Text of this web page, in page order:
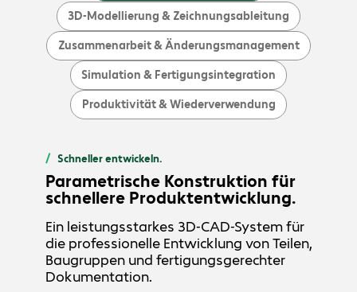
3D-Modellierung & Zeichnungsableitung
Zusammenarbeit & Änderungsmanagement
Simulation & Fertigungsintegration
Produktivität & Wiederverwendung
Schneller entwickeln.
Parametrische Konstruktion für
schnellere Produktentwicklung.
Ein leistungsstarkes 3D-CAD-System für
die professionelle Entwicklung von Teilen,
Baugruppen und fertigungsgerechter
Dokumentation.